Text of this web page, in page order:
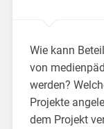
Wie kann
von
werden?
Projekte
dem Projekt